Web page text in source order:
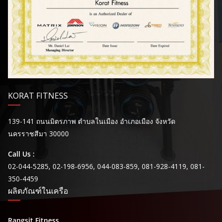
KORAT FITNESS
139-141 ถนนมิตรภาพ ตำบลในเมือง อำเภอเมือง จังหวัด
นครราชสีมา 30000
Call Us :
02-044-5285, 02-198-6956, 044-083-859, 081-928-4119, 081-
350-4459
ผลิตภัณฑ์ในเครือ